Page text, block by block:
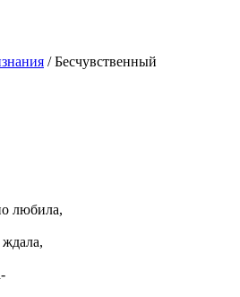
/Бесчувственный
любила,